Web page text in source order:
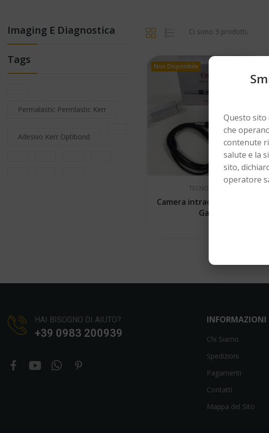
Imaging E Diagnostica
Tags
Permalastic Permlastic Kerr
Adesivo Kerr Optibond
Ci sono 3 prodotti.
Non Disponibile
TECNO-GAZ
Camera intraorale Tecno-
Gaz
HAI BISOGNO DI AIUTO?
+39 0983 200939
INFORMAZIONI
Chi Siamo
Spedizioni
Pagamenti
Contatti
Mappa del Sito
Questo sito
che
contenute
salute e la
sito,
operatore